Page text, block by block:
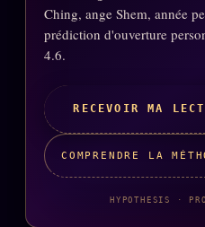
FAQ
Corrections · Erratum
llms.txt
Ching, ange Shem, année
prédiction d'ouverture
4.6.
RECEVOIR MA
COMPRENDRE LA
HYPOTHESIS ·